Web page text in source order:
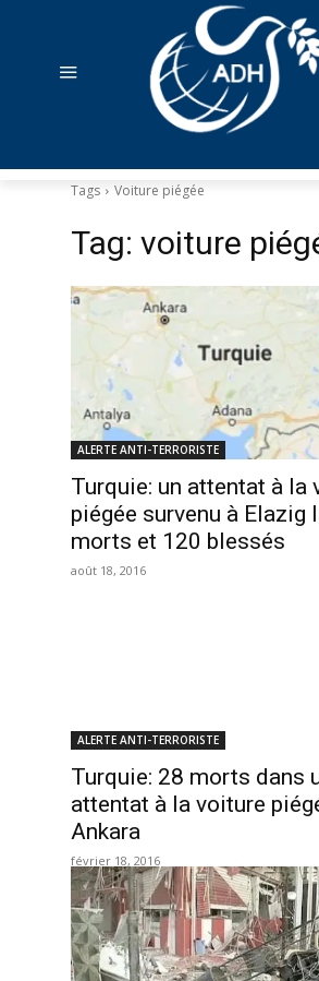
Tags Voiture piégée
Tag: voiture
ALERTE ANTI-TERRORISTE
Turquie: un attentat à la
piégée survenu à Elazig
morts et 120 blessés
août 18, 2016
ALERTE ANTI-TERRORISTE
Turquie: 28 morts dans
attentat à la voiture
Ankara
février 18, 2016